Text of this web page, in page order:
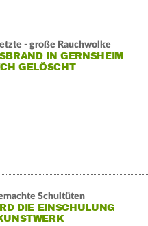
- große Rauchwolke
IN GERNSHEIM E
GELÖSCHT
Schultüten
DIE EINSCHULUNG